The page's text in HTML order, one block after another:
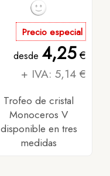
Precio especial
desde 4,25€
+ IVA: 5,14 €
Trofeo de cristal
Monoceros V
disponible en tres
medidas